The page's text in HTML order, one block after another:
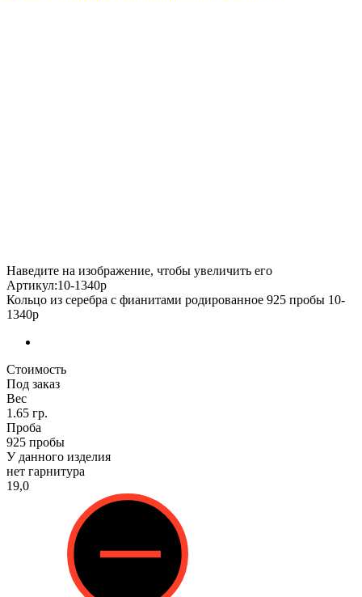
Наведите на изображение, чтобы увеличить его
Артикул:10-1340р
Кольцо из серебра с фианитами родированное 925 пробы 10-
1340р
Стоимость
Под заказ
Вес
1.65 гр.
Проба
925 пробы
У данного изделия
нет гарнитура
19,0